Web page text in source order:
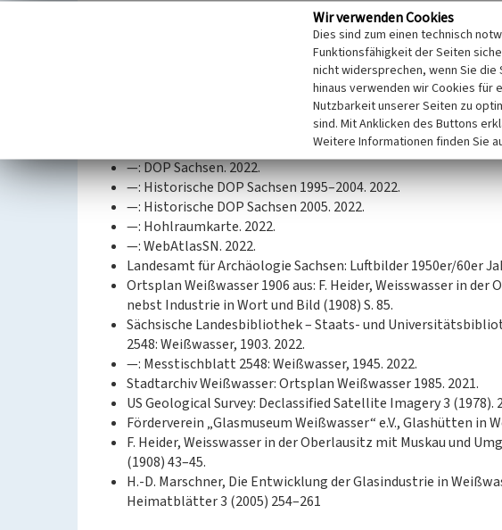
(Anja Prust, Landesamt für Archäologie Sachsen, 2023)
Archiv Glasmuseum Weißwasser: Ortsplan Weißwasser 1932
GeoSN, dl-de/by-2-0.: DGM1 Sachsen. 2022.
—: DOP Sachsen. 2022.
—: Historische DOP Sachsen 1995–2004. 2022.
—: Historische DOP Sachsen 2005. 2022.
—: Hohlraumkarte. 2022.
—: WebAtlasSN. 2022.
Landesamt für Archäologie Sachsen: Luftbilder 1950er/60er
Ortsplan Weißwasser 1906 aus: F. Heider, Weisswasser in
nebst Industrie in Wort und Bild (1908) S. 85.
Sächsische Landesbibliothek – Staats- und
2548: Weißwasser, 1903. 2022.
—: Messtischblatt 2548: Weißwasser, 1945. 2022.
Stadtarchiv Weißwasser: Ortsplan Weißwasser 1985. 2021.
US Geological Survey: Declassified Satellite Imagery 3 (1978).
Förderverein „Glasmuseum Weißwasser“ e.V., Glashütten in
F. Heider, Weisswasser in der Oberlausitz mit Muskau und
(1908) 43–45.
H.-D. Marschner, Die Entwicklung der Glasindustrie in
Heimatblätter 3 (2005) 254–261
Wir verwenden Cookies
Dies sind zum einen technisch
Funktionsfähigkeit der Seiten
nicht widersprechen, wenn Sie
hinaus verwenden wir Cookies für
Nutzbarkeit unserer Seiten zu
sind. Mit Anklicken des Buttons
Weitere Informationen finden Sie